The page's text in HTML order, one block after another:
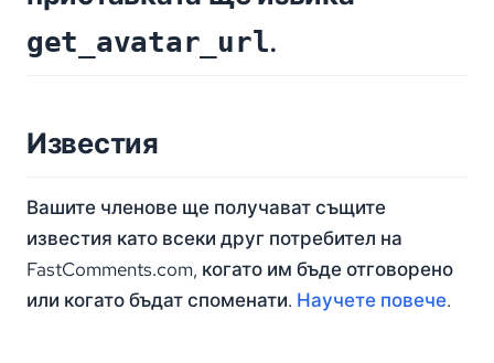
get_avatar_url.
Известия
Вашите членове ще получават същите
известия като всеки друг потребител на
FastComments.com, когато им бъде отговорено
или когато бъдат споменати. Научете повече.